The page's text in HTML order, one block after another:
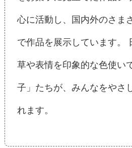
心に活動し、国内外のさま
で作品を展示しています。
草や表情を印象的な色使い
子」たちが、みんなをやさ
れます。